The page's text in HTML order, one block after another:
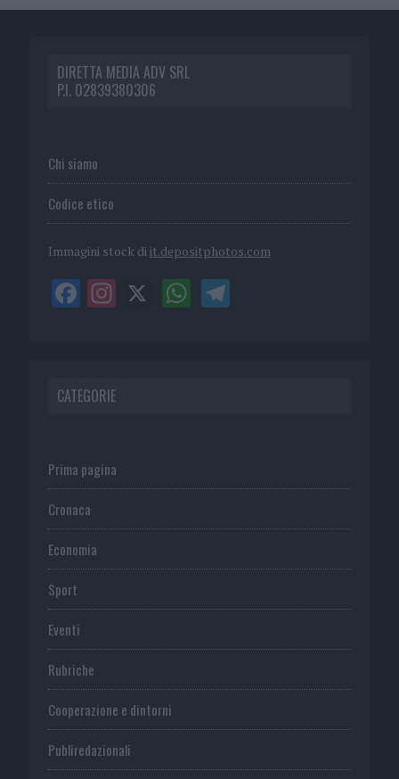
DIRETTA MEDIA ADV SRL
P.I. 02839380306
Chi siamo
Codice etico
Immagini stock di it.depositphotos.com
CATEGORIE
Prima pagina
Cronaca
Economia
Sport
Eventi
Rubriche
Cooperazione e dintorni
Publiredazionali